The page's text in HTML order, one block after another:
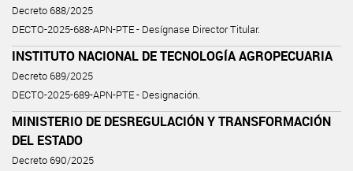
Decreto 688/2025
DECTO-2025-688-APN-PTE - Desígnase Director Titular.
INSTITUTO NACIONAL DE TECNOLOGÍA AGROPECUARIA
Decreto 689/2025
DECTO-2025-689-APN-PTE - Designación.
MINISTERIO DE DESREGULACIÓN Y TRANSFORMACIÓN
DEL ESTADO
Decreto 690/2025